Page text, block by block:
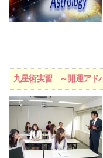
九星術実習 ～開運アド